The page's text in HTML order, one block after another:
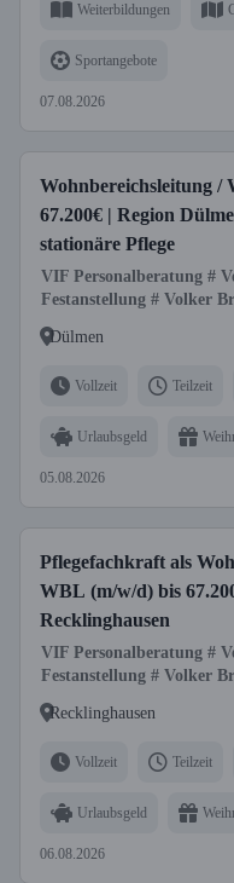
Weiterbildungen
Sportangebote
07.08.2026
Wohnbereichsleitung /
67.200€ | Region
stationäre Pflege
VIF Personalberatung #
Festanstellung # Volker
Dülmen
Vollzeit Teilzeit
Urlaubsgeld
05.08.2026
Pflegefachkraft als
WBL (m/w/d) bis
Recklinghausen
VIF Personalberatung #
Festanstellung # Volker
Recklinghausen
Vollzeit Teilzeit
Urlaubsgeld
06.08.2026